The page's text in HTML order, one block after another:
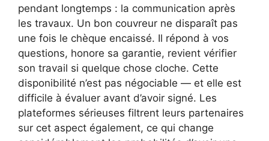
pendant longtemps : la communication après
les travaux. Un bon couvreur ne disparaît pas
une fois le chèque encaissé. Il répond à vos
questions, honore sa garantie, revient vérifier
son travail si quelque chose cloche. Cette
disponibilité n’est pas négociable — et elle est
difficile à évaluer avant d’avoir signé. Les
plateformes sérieuses filtrent leurs partenaires
sur cet aspect également, ce qui change